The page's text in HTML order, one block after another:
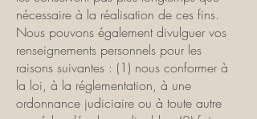
nécessaire à la réalisation de ces fins.
Nous pouvons également divulguer vos
renseignements personnels pour les
raisons suivantes : (1) nous conformer à
la loi, à la réglementation, à une
ordonnance judiciaire ou à toute autre